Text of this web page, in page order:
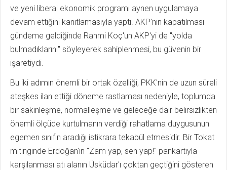
ve yeni liberal ekonomik programı aynen uygulamaya
devam ettiğini kanıtlamasıyla yaptı. AKP'nin kapatılması
gündeme geldiğinde Rahmi Koç'un AKP'yi de "yolda
bulmadıklarını" söyleyerek sahiplenmesi, bu güvenin bir
işaretiydi.
Bu iki adımın önemli bir ortak özelliği, PKK'nin de uzun süreli
ateşkes ilan ettiği döneme rastlaması nedeniyle, toplumda
bir sakinleşme, normalleşme ve geleceğe dair belirsizlikten
önemli ölçüde kurtulmanın verdiği rahatlama duygusunun
egemen sınıfın aradığı istikrara tekabül etmesidir. Bir Tokat
mitinginde Erdoğan'ın "Zam yap, sen yap!" pankartıyla
karşılanması atı alanın Üsküdar'ı çoktan geçtiğini gösteren